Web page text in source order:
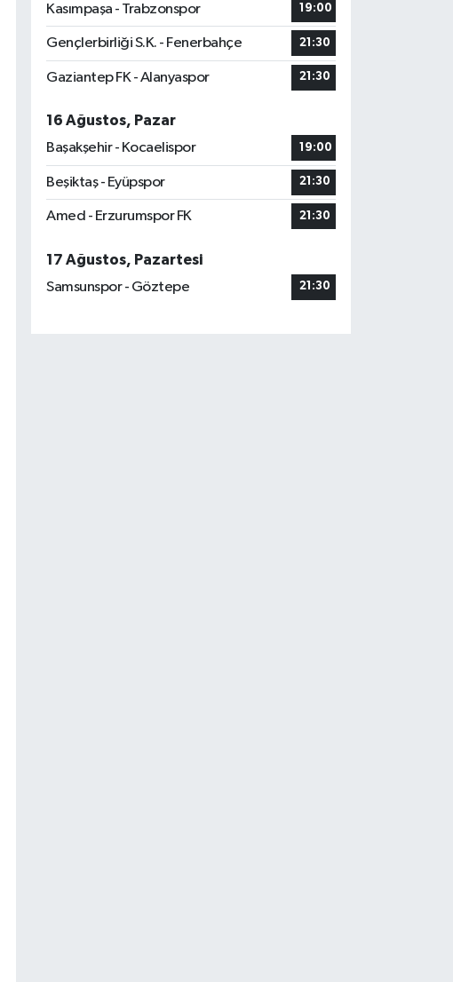
Kasımpaşa - Trabzonspor 19:00
Gençlerbirliği S.K. - Fenerbahçe 21:30
Gaziantep FK - Alanyaspor 21:30
16 Ağustos, Pazar
Başakşehir - Kocaelispor
19:00
Beşiktaş - Eyüpspor 21:30
Amed - Erzurumspor FK 21:30
17 Ağustos, Pazartesi
Samsunspor - Göztepe
21:30